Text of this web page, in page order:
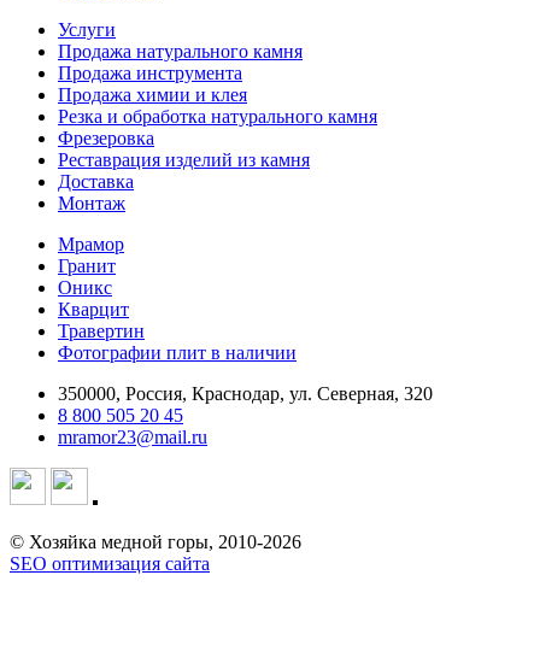
Услуги
Продажа натурального камня
Продажа инструмента
Продажа химии и клея
Резка и обработка натурального камня
Фрезеровка
Реставрация изделий из камня
Доставка
Монтаж
Мрамор
Гранит
Оникс
Кварцит
Травертин
Фотографии плит в наличии
350000, Россия, Краснодар, ул. Северная, 320
8 800 505 20 45
mramor23@mail.ru
© Хозяйка медной горы, 2010-2026
SEO оптимизация сайта